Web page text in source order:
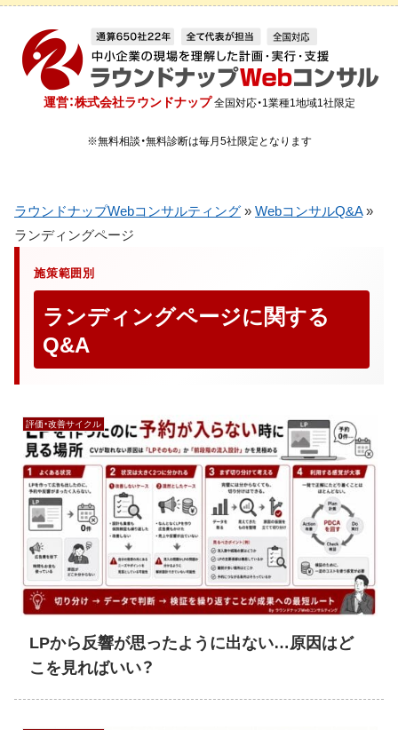
運営：株式会社ラウンドナップ 全国対応・1業種1地域1社限定
※無料相談・無料診断は毎月5社限定となります
ラウンドナップWebコンサルティング » WebコンサルQ&A»
ランディングページ
施策範囲別
ランディングページに関する
Q&A
評価・改善サイクル
LPから反響が思ったように出ない…原因はど
こを見ればいい？